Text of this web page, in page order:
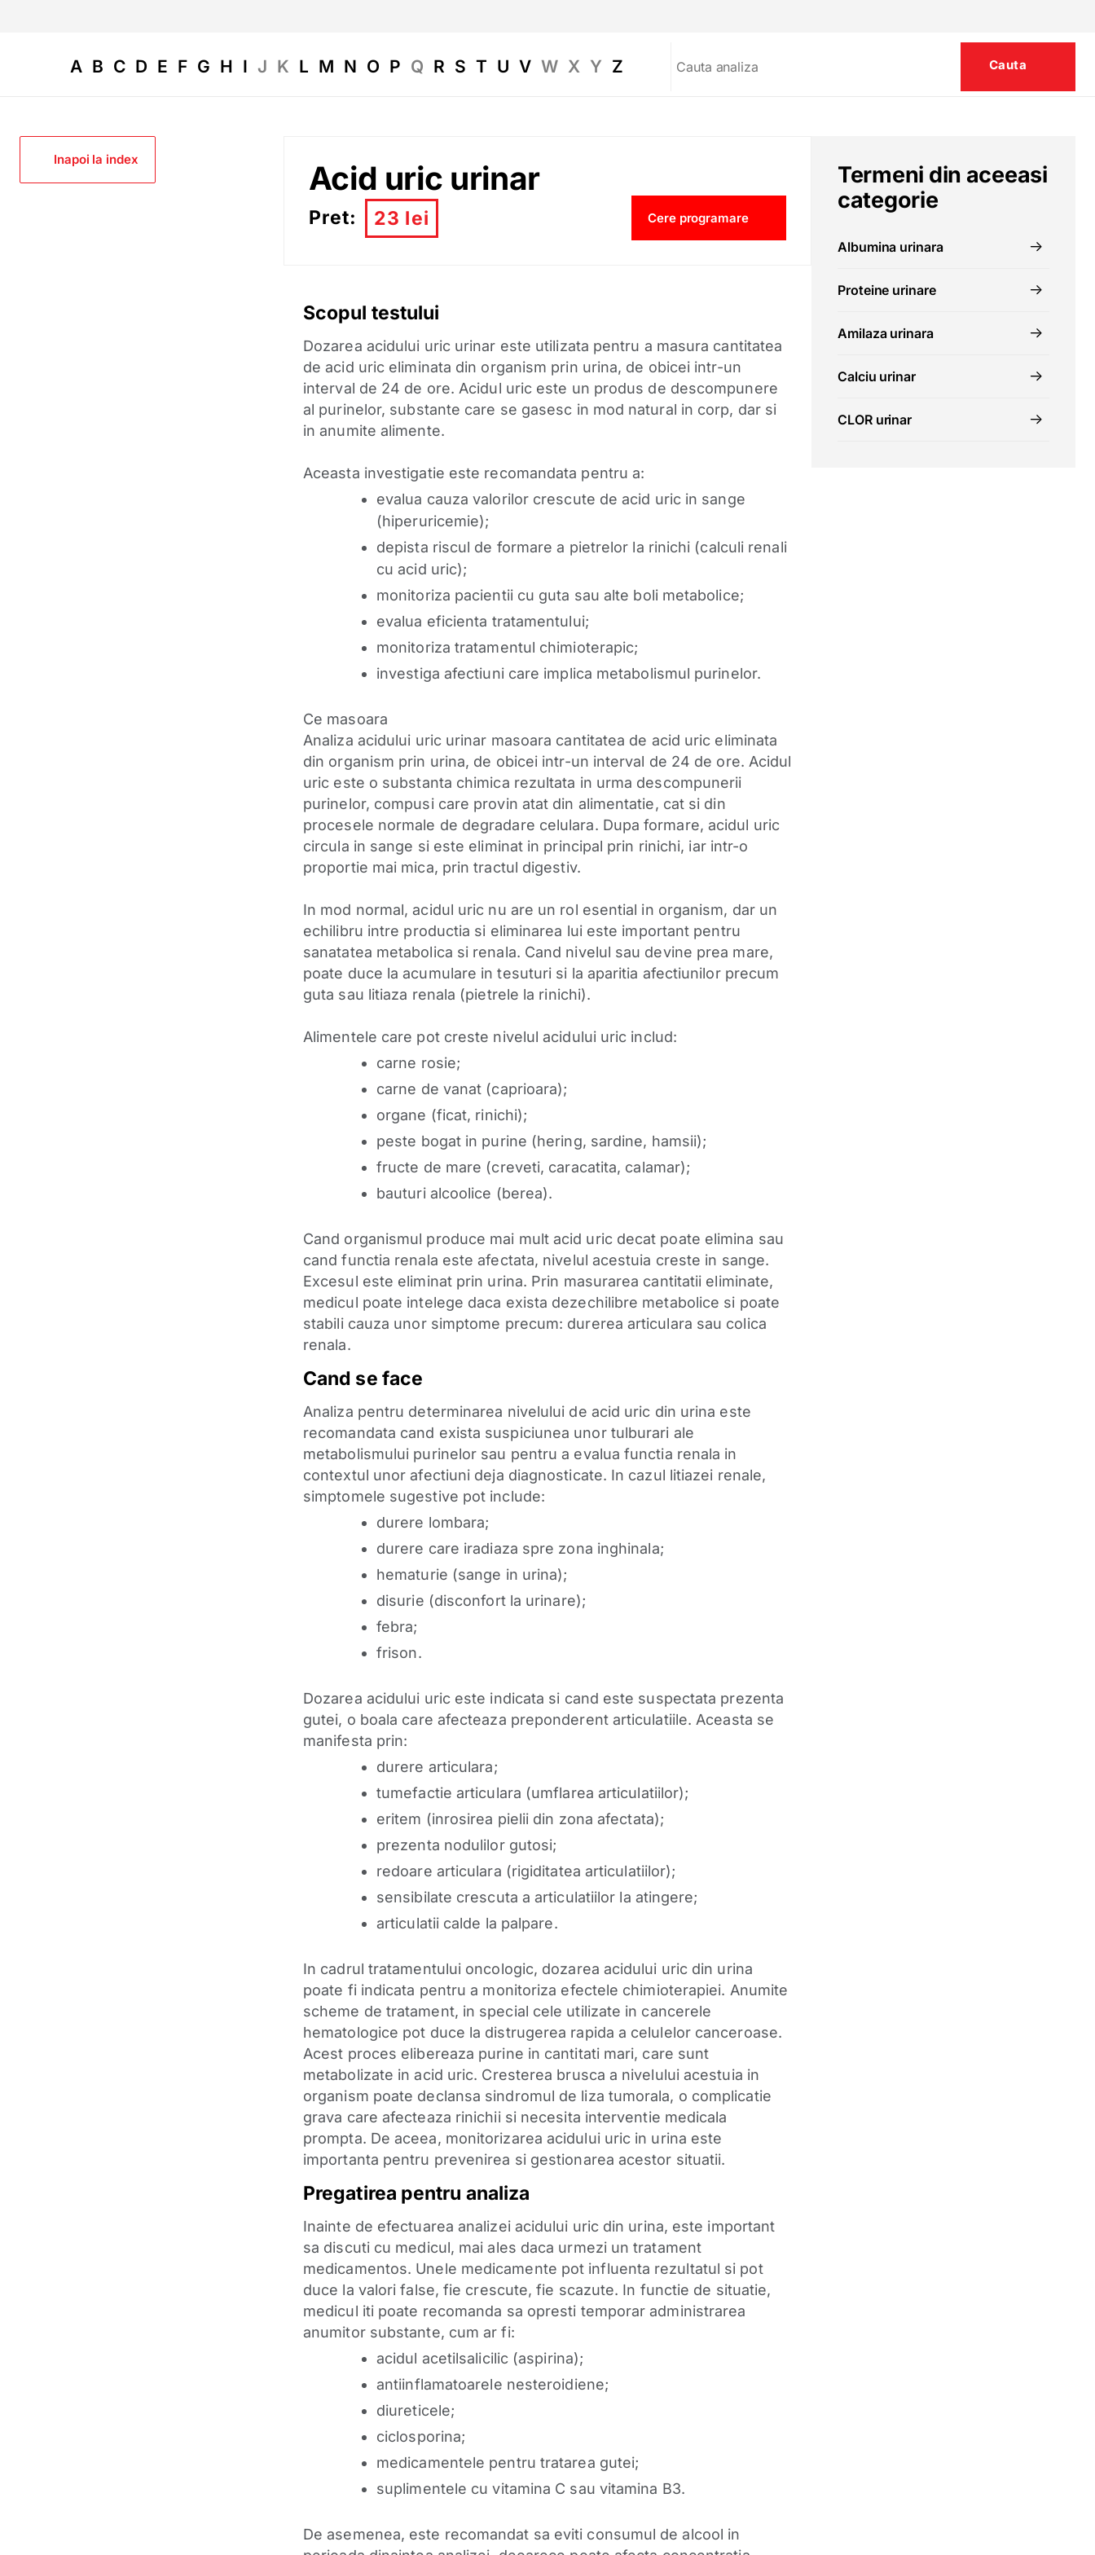
A B C D E F G H I J K L M N O P Q R S T U V W X Y Z
Inapoi la index Acid uric urinar
Pret: 23 lei Cere programare
Scopul testului
Dozarea acidului uric urinar este utilizata pentru a masura cantitatea
de acid uric eliminata din organism prin urina, de obicei intr-un
interval de 24 de ore. Acidul uric este un produs de descompunere
al purinelor, substante care se gasesc in mod natural in corp, dar si
in anumite alimente.
Aceasta investigatie este recomandata pentru a:
evalua cauza valorilor crescute de acid uric in sange
(hiperuricemie);
depista riscul de formare a pietrelor la rinichi (calculi renali
cu acid uric);
monitoriza pacientii cu guta sau alte boli metabolice;
evalua eficienta tratamentului;
monitoriza tratamentul chimioterapic;
investiga afectiuni care implica metabolismul purinelor.
Ce masoara
Analiza acidului uric urinar masoara cantitatea de acid uric eliminata
din organism prin urina, de obicei intr-un interval de 24 de ore. Acidul
uric este o substanta chimica rezultata in urma descompunerii
purinelor, compusi care provin atat din alimentatie, cat si din
procesele normale de degradare celulara. Dupa formare, acidul uric
circula in sange si este eliminat in principal prin rinichi, iar intr-o
proportie mai mica, prin tractul digestiv.
In mod normal, acidul uric nu are un rol esential in organism, dar un
echilibru intre productia si eliminarea lui este important pentru
sanatatea metabolica si renala. Cand nivelul sau devine prea mare,
poate duce la acumulare in tesuturi si la aparitia afectiunilor precum
guta sau litiaza renala (pietrele la rinichi).
Alimentele care pot creste nivelul acidului uric includ:
carne rosie;
carne de vanat (caprioara);
organe (ficat, rinichi);
peste bogat in purine (hering, sardine, hamsii);
fructe de mare (creveti, caracatita, calamar);
bauturi alcoolice (berea).
Cand organismul produce mai mult acid uric decat poate elimina sau
cand functia renala este afectata, nivelul acestuia creste in sange.
Excesul este eliminat prin urina. Prin masurarea cantitatii eliminate,
medicul poate intelege daca exista dezechilibre metabolice si poate
stabili cauza unor simptome precum: durerea articulara sau colica
renala.
Cand se face
Analiza pentru determinarea nivelului de acid uric din urina este
recomandata cand exista suspiciunea unor tulburari ale
metabolismului purinelor sau pentru a evalua functia renala in
contextul unor afectiuni deja diagnosticate. In cazul litiazei renale,
simptomele sugestive pot include:
durere lombara;
durere care iradiaza spre zona inghinala;
hematurie (sange in urina);
disurie (disconfort la urinare);
febra;
frison.
Dozarea acidului uric este indicata si cand este suspectata prezenta
gutei, o boala care afecteaza preponderent articulatiile. Aceasta se
manifesta prin:
durere articulara;
tumefactie articulara (umflarea articulatiilor);
eritem (inrosirea pielii din zona afectata);
prezenta nodulilor gutosi;
redoare articulara (rigiditatea articulatiilor);
sensibilate crescuta a articulatiilor la atingere;
articulatii calde la palpare.
In cadrul tratamentului oncologic, dozarea acidului uric din urina
poate fi indicata pentru a monitoriza efectele chimioterapiei. Anumite
scheme de tratament, in special cele utilizate in cancerele
hematologice pot duce la distrugerea rapida a celulelor canceroase.
Acest proces elibereaza purine in cantitati mari, care sunt
metabolizate in acid uric. Cresterea brusca a nivelului acestuia in
organism poate declansa sindromul de liza tumorala, o complicatie
grava care afecteaza rinichii si necesita interventie medicala
prompta. De aceea, monitorizarea acidului uric in urina este
importanta pentru prevenirea si gestionarea acestor situatii.
Pregatirea pentru analiza
Inainte de efectuarea analizei acidului uric din urina, este important
sa discuti cu medicul, mai ales daca urmezi un tratament
medicamentos. Unele medicamente pot influenta rezultatul si pot
duce la valori false, fie crescute, fie scazute. In functie de situatie,
medicul iti poate recomanda sa opresti temporar administrarea
anumitor substante, cum ar fi:
acidul acetilsalicilic (aspirina);
antiinflamatoarele nesteroidiene;
diureticele;
ciclosporina;
medicamentele pentru tratarea gutei;
suplimentele cu vitamina C sau vitamina B3.
De asemenea, este recomandat sa eviti consumul de alcool in
Termeni din aceeasi
categorie
Albumina urinara
Proteine urinare
Amilaza urinara
Calciu urinar
CLOR urinar